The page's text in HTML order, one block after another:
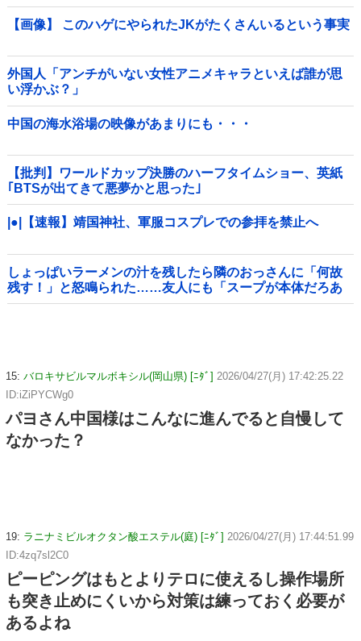
【画像】 このハゲにやられたJKがたくさんいるという事実
外国人「アンチがいない女性アニメキャラといえば誰が思
い浮かぶ？」
中国の海水浴場の映像があまりにも・・・
【批判】ワールドカップ決勝のハーフタイムショー、英紙
｢BTSが出てきて悪夢かと思った｣
|●|【速報】靖国神社、軍服コスプレでの参拝を禁止へ
しょっぱいラーメンの汁を残したら隣のおっさんに「何故
残す！」と怒鳴られた……友人にも「スープが本体だろあ
り得ない」と説教されたんだが、塩分過剰だし味の好みは
15: バロキサビルマルボキシル(岡山県) [ﾆﾀﾞ] 2026/04/27(月) 17:42:25.22
ID:iZiPYCWg0
パヨさん中国様はこんなに進んでると自慢して
なかった？
19: ラニナミビルオクタン酸エステル(庭) [ﾆﾀﾞ] 2026/04/27(月) 17:44:51.99
ID:4zq7sl2C0
ピーピングはもとよりテロに使えるし操作場所
も突き止めにくいから対策は練っておく必要が
あるよね